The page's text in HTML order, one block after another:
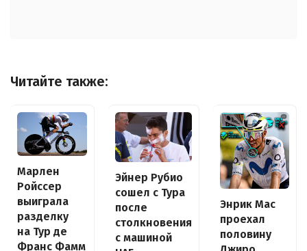
Читайте также:
Марлен
Ройссер
выиграла
разделку
на Тур де
Франс Фамм
Эйнер Рубио
сошел с Тура
после
столкновения
с машиной
Энрик Мас
проехал
половину